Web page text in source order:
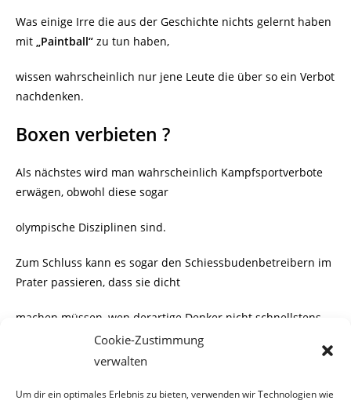
Cookie-Zustimmung
verwalten
Um dir ein optimales Erlebnis zu bieten, verwenden wir Technologien wie
Was einige Irre die aus der Geschichte nichts gelernt haben
mit „Paintball“ zu tun haben,
wissen wahrscheinlich nur jene Leute die über so ein Verbot
nachdenken.
Boxen verbieten ?
Als nächstes wird man wahrscheinlich Kampfsportverbote
erwägen, obwohl diese sogar
olympische Disziplinen sind.
Zum Schluss kann es sogar den Schiessbudenbetreibern im
Prater passieren, dass sie dicht
machen müssen, wen derartige Denker nicht schnellstens
auf den Boden der Realität zurück